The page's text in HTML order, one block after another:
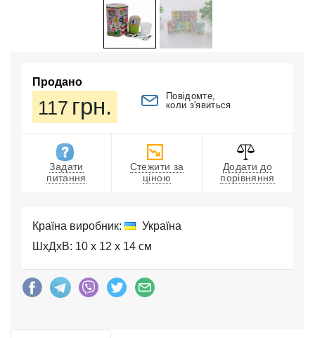
Продано
117 грн.
Повідомте,
коли з'явиться
Задати
питання
Стежити за
ціною
Додати до
порівняння
Країна виробник:
Україна
ШхДхВ: 10 x 12 x 14 см